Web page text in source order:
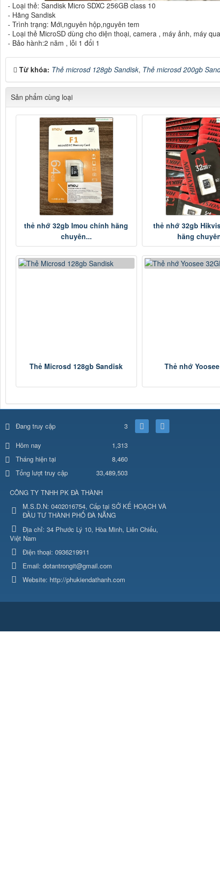
- Loại thẻ: Sandisk Micro SDXC 256GB class 10
- Hãng Sandisk
- Trình trạng: Mới,nguyên hộp,nguyên tem
- Loại thẻ MicroSD dùng cho diện thoại, camera , máy ảnh, máy
- Bảo hành:2 năm , lỗi 1 đổi 1
Từ khóa: Thẻ microsd 128gb Sandisk, Thẻ microsd 200gb
Sản phẩm cùng loại
thẻ nhớ 32gb Imou chính hãng
chuyên...
thẻ nhớ 32gb
hãng
Thẻ Microsd 128gb Sandisk Thẻ nhớ
Đang truy cập 3
Hôm nay
1,313
Tháng hiện tại
8,460
Tổng lượt truy cập
33,489,503
CÔNG TY TNHH PK ĐÀ THÀNH
M.S.D.N: 0402016754, Cấp tại SỞ KẾ HOẠCH VÀ
ĐẦU TƯ THÀNH PHỐ ĐÀ NẴNG
Địa chỉ: 34 Phước Lý 10, Hòa Minh, Liên Chiểu,
Việt Nam
Điện thoại: 0936219911
Email: dotantrongit@gmail.com
Website: http://phukiendathanh.com